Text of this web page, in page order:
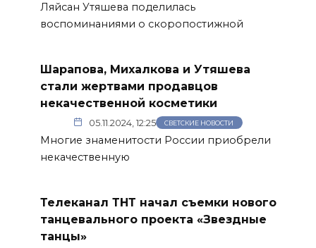
Ляйсан Утяшева поделилась
воспоминаниями о скоропостижной
Шарапова, Михалкова и Утяшева
стали жертвами продавцов
некачественной косметики
05.11.2024, 12:25 СВЕТСКИЕ НОВОСТИ
Многие знаменитости России приобрели
некачественную
Телеканал ТНТ начал съемки нового
танцевального проекта «Звездные
танцы»